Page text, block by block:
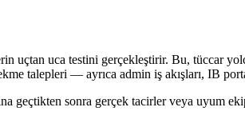
uçtan uca testini gerçekleştirir. Bu, tüccar
talepleri — ayrıca admin iş akışları, IB
geçtikten sonra gerçek tacirler veya uyum